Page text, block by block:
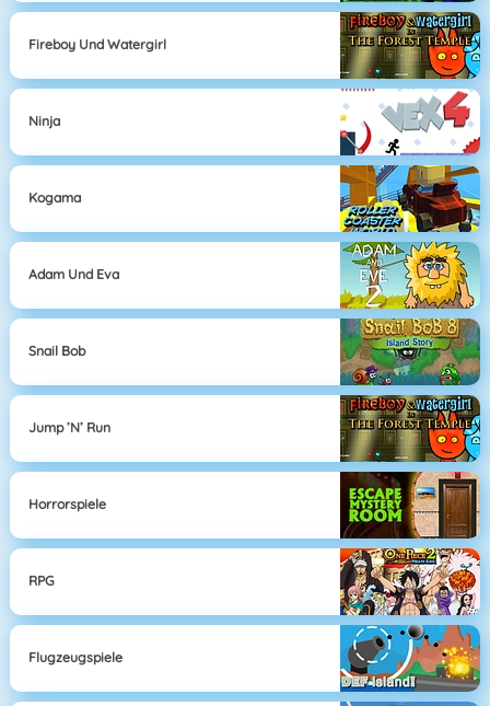
Fireboy Und Watergirl
Ninja
Kogama
Adam Und Eva
Snail Bob
Jump ’n’ Run
Horrorspiele
RPG
Flugzeugspiele